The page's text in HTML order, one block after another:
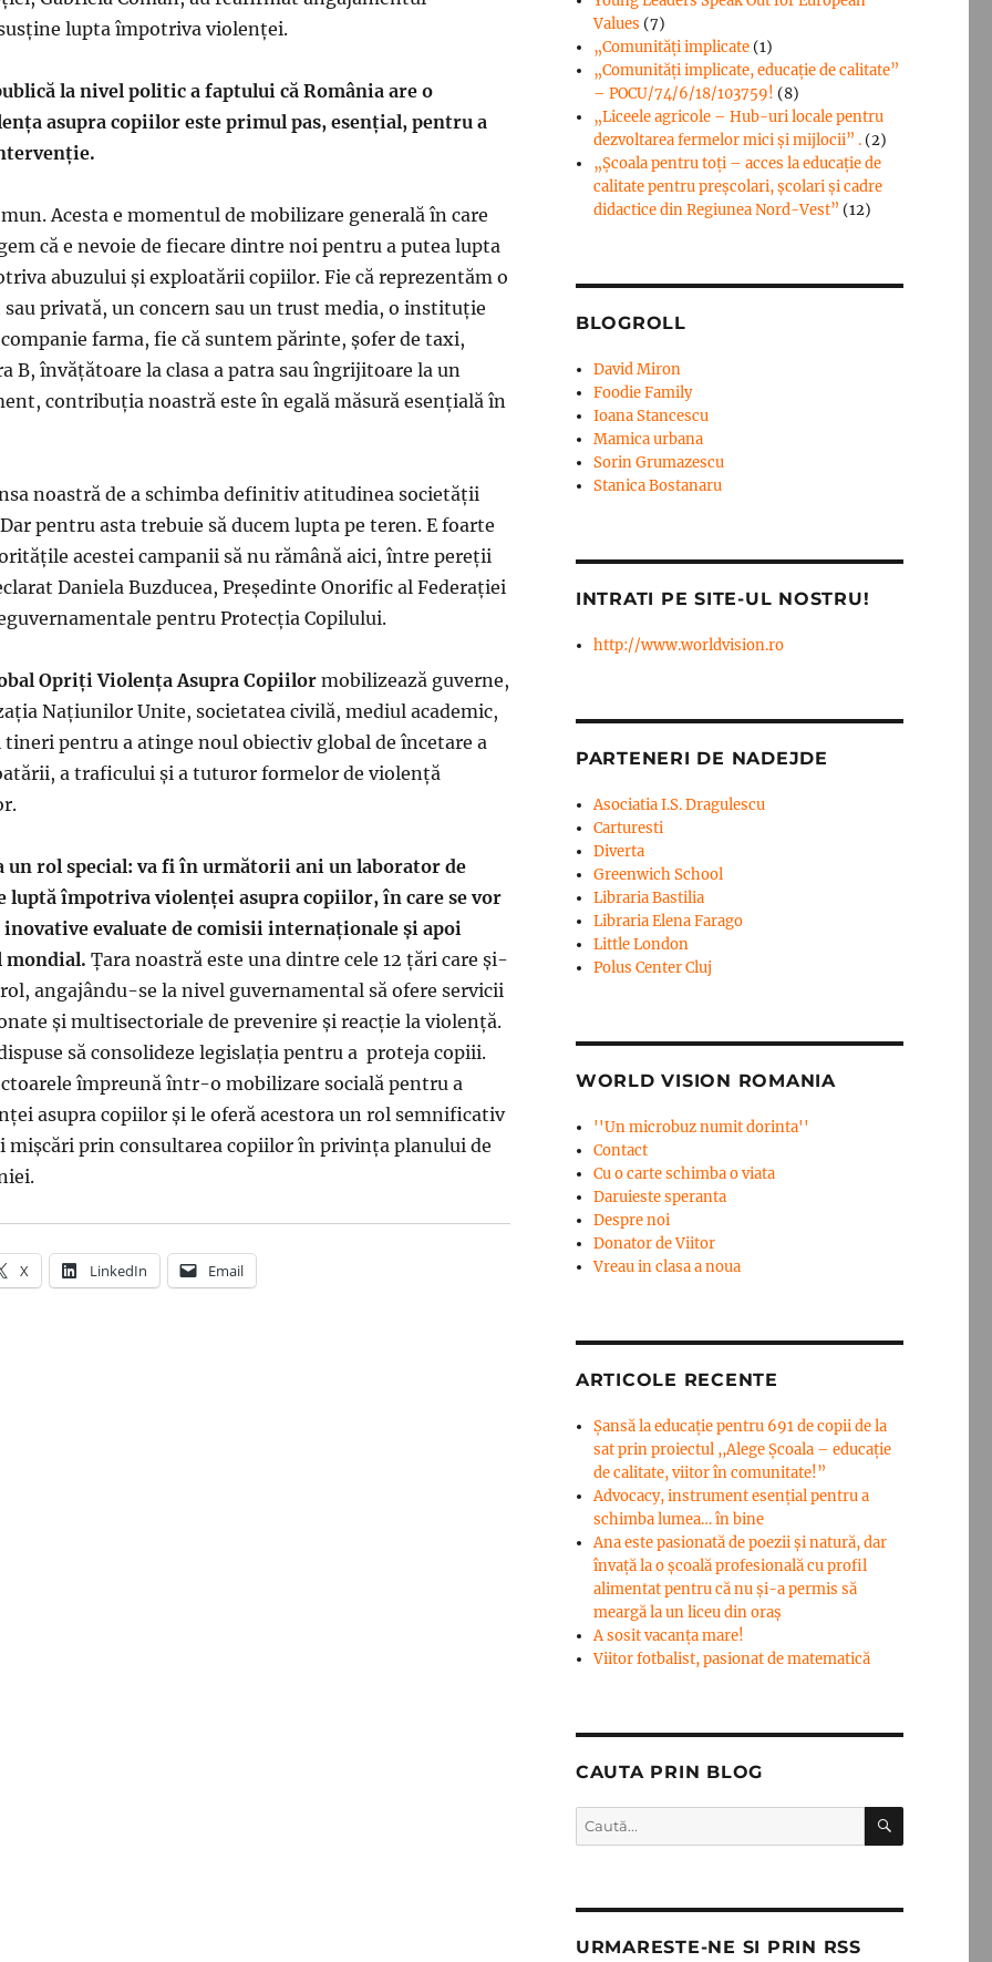
lupta împotriva violenței.
la nivel politic a faptului că România are o
asupra copiilor este primul pas, esențial, pentru a
Acesta e momentul de mobilizare generală în care
că e nevoie de fiecare dintre noi pentru a putea lupta
abuzului și exploatării copiilor. Fie că reprezentăm o
privată, un concern sau un trust media, o instituție
companie farma, fie că suntem părinte, șofer de taxi,
B, învățătoare la clasa a patra sau îngrijitoare la un
contribuția noastră este în egală măsură esențială în
noastră de a schimba definitiv atitudinea societății
pentru asta trebuie să ducem lupta pe teren. E foarte
acestei campanii să nu rămână aici, între pereții
Daniela Buzducea, Președinte Onorific al Federației
pentru Protecția Copilului.
Opriți Violența Asupra Copiilormobilizează guverne,
Națiunilor Unite, societatea civilă, mediul academic,
pentru a atinge noul obiectiv global de încetare a
a traficului și a tuturor formelor de violență
un rol special: va fi în următorii ani un laborator de
luptă împotriva violenței asupra copiilor, în care se vor
evaluate de comisii internaționale și apoi
mondial. Țara noastră este una dintre cele 12 țări care și-
angajându-se la nivel guvernamental să ofere servicii
și multisectoriale de prevenire și reacție la violență.
să consolideze legislația pentru a proteja copiii.
împreună într-o mobilizare socială pentru a
asupra copiilor și le oferă acestora un rol semnificativ
mișcări prin consultarea copiilor în privința planului de
X LinkedIn Email
Values (7)
„Comunități implicate (1)
„Comunități implicate, educație de calitate”
– POCU/74/6/18/103759! (8)
„Liceele agricole – Hub-uri locale pentru
dezvoltarea fermelor mici şi mijlocii” . (2)
„Școala pentru toți – acces la educație de
calitate pentru preșcolari, școlari și cadre
didactice din Regiunea Nord-Vest” (12)
BLOGROLL
David Miron
Foodie Family
Ioana Stancescu
Mamica urbana
Sorin Grumazescu
Stanica Bostanaru
INTRATI PE SITE-UL NOSTRU!
http://www.worldvision.ro
PARTENERI DE NADEJDE
Asociatia I.S. Dragulescu
Carturesti
Diverta
Greenwich School
Libraria Bastilia
Libraria Elena Farago
Little London
Polus Center Cluj
WORLD VISION ROMANIA
''Un microbuz numit dorinta''
Contact
Cu o carte schimba o viata
Daruieste speranta
Despre noi
Donator de Viitor
Vreau in clasa a noua
ARTICOLE RECENTE
Șansă la educație pentru 691 de copii de la
sat prin proiectul ,,Alege Școala – educație
de calitate, viitor în comunitate!”
Advocacy, instrument esenţial pentru a
schimba lumea… în bine
Ana este pasionată de poezii și natură, dar
învață la o școală profesională cu profil
alimentat pentru că nu și-a permis să
meargă la un liceu din oraș
A sosit vacanța mare!
Viitor fotbalist, pasionat de matematică
CAUTA PRIN BLOG
Caută
după:
CĂUTARE
URMARESTE-NE SI PRIN RSS